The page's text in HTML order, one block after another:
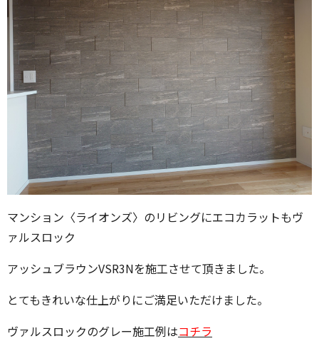
マンション〈ライオンズ〉のリビングにエコカラットもヴ
ァルスロック
アッシュブラウンVSR3Nを施工させて頂きました。
とてもきれいな仕上がりにご満足いただけました。
ヴァルスロックのグレー施工例はコチラ